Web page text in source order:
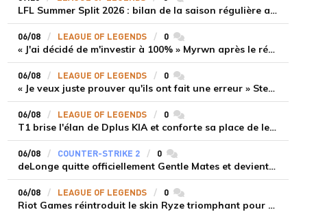
LFL Summer Split 2026 : bilan de la saison régulière avec Solary en tête
06/08 LEAGUE OF LEGENDS 0commentaires
« J'ai décidé de m'investir à 100% » Myrwn après le réveil de Movistar KOI face à Fnatic
06/08 LEAGUE OF LEGENDS 0commentaires
« Je veux juste prouver qu'ils ont fait une erreur » Stend se confie sur son mercato chaotique et ses ambitions avec Shifters
06/08 LEAGUE OF LEGENDS 0commentaires
T1 brise l'élan de Dplus KIA et conforte sa place de leader en LCK 2026 Rounds 3-4
06/08 COUNTER-STRIKE 2 0commentaires
deLonge quitte officiellement Gentle Mates et devient agent libre
06/08 LEAGUE OF LEGENDS 0commentaires
Riot Games réintroduit le skin Ryze triomphant pour récompenser la scène amateur